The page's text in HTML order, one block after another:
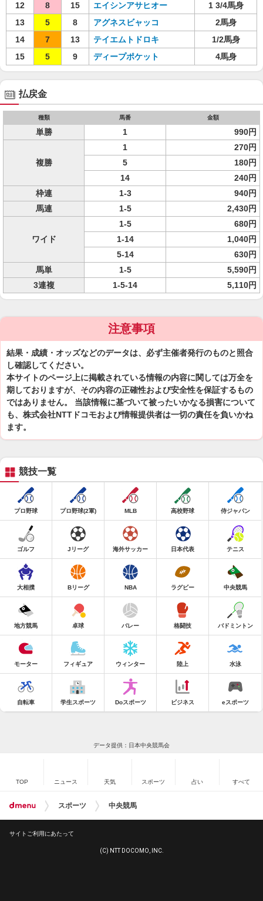
12
8 15 エイシンアサヒオー
1 3/4馬身
13
5 8 アグネスビャッコ
2馬身
14
7 13 テイエムトドロキ
1/2馬身
15
5 9 ディープポケット 4馬身
払戻金
種類 馬番 金額
単勝 1 990円
複勝
1
270円
5
180円
14
240円
枠連
1-3
940円
馬連
1-5 2,430円
ワイド
1-5
680円
1-14
1,040円
5-14
630円
馬単
1-5
5,590円
3連複
1-5-14 5,110円
注意事項
結果・成績・オッズなどのデータは、必ず主催者発行のものと照合
し確認してください。
本サイトのページ上に掲載されている情報の内容に関しては万全を
期しておりますが、その内容の正確性および安全性を保証するもの
ではありません。 当該情報に基づいて被ったいかなる損害について
も、株式会社NTTドコモおよび情報提供者は一切の責任を負いかね
ます。
競技一覧
プロ野球 プロ野球(2軍) MLB 高校野球 侍ジャパン
ゴルフ Jリーグ 海外サッカー 日本代表 テニス
大相撲 Bリーグ NBA ラグビー 中央競馬
地方競馬 卓球 バレー 格闘技 バドミントン
モーター フィギュア ウィンター 陸上 水泳
自転車 学生スポーツ Doスポーツ ビジネス eスポーツ
データ提供：日本中央競馬会
TOP ニュース 天気 スポーツ 占い すべて
スポーツ 中央競馬
サイトご利用にあたって
(C) NTT DOCOMO, INC.